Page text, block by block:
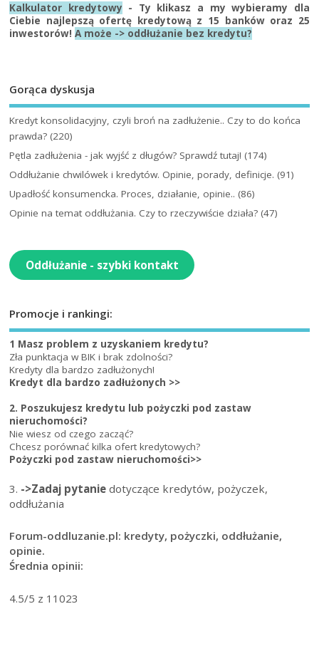
Kalkulator kredytowy - Ty klikasz a my wybieramy dla
Ciebie najlepszą ofertę kredytową z 15 banków oraz 25
inwestorów!A może -> oddłużanie bez kredytu?
Gorąca dyskusja
Kredyt konsolidacyjny, czyli broń na zadłużenie.. Czy to do końca
prawda? (220)
Pętla zadłużenia - jak wyjść z długów? Sprawdź tutaj! (174)
Oddłużanie chwilówek i kredytów. Opinie, porady, definicje. (91)
Upadłość konsumencka. Proces, działanie, opinie.. (86)
Opinie na temat oddłużania. Czy to rzeczywiście działa? (47)
Oddłużanie - szybki kontakt
Promocje i rankingi:
1 Masz problem z uzyskaniem kredytu?
Zła punktacja w BIK i brak zdolności?
Kredyty dla bardzo zadłużonych!
Kredyt dla bardzo zadłużonych >>
2. Poszukujesz kredytu lub pożyczki pod zastaw
nieruchomości?
Nie wiesz od czego zacząć?
Chcesz porównać kilka ofert kredytowych?
Pożyczki pod zastaw nieruchomości>>
3. ->Zadaj pytanie dotyczące kredytów, pożyczek,
oddłużania
Forum-oddluzanie.pl: kredyty, pożyczki, oddłużanie,
opinie.
Średnia opinii:
4.5/5 z 11023